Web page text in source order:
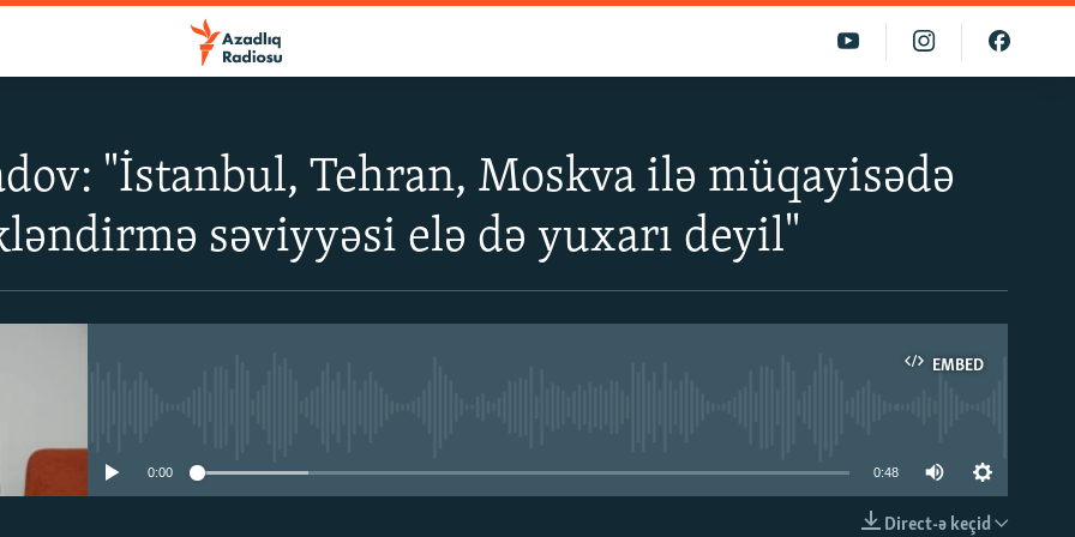
"İstanbul, Tehran, Moskva ilə müqayisədə
səviyyəsi elə də yuxarı deyil"
EMBED
0:00 0:48
Direct-ə keçid